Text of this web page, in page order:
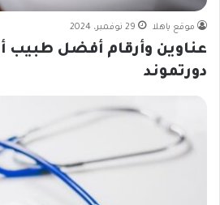
موقع ياهلا 29 نوفمبر، 2024
عناوين وأرقام أفضل طبيب
دورتموند